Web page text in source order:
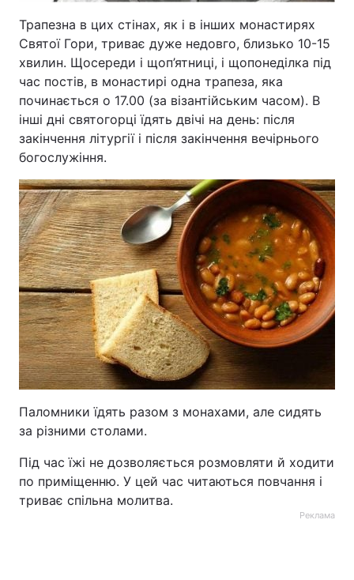
Трапезна в цих стінах, як і в інших монастирях
Святої Гори, триває дуже недовго, близько 10-15
хвилин. Щосереди і щоп’ятниці, і щопонеділка під
час постів, в монастирі одна трапеза, яка
починається о 17.00 (за візантійським часом). В
інші дні святогорці їдять двічі на день: після
закінчення літургії і після закінчення вечірнього
богослужіння.
Паломники їдять разом з монахами, але сидять
за різними столами.
Під час їжі не дозволяється розмовляти й ходити
по приміщенню. У цей час читаються повчання і
триває спільна молитва.
Реклама